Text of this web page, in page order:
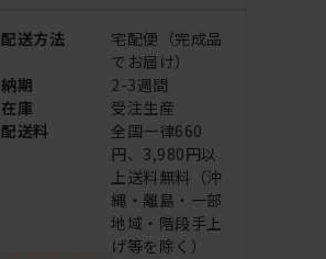
配送方法
宅配便（完成品
でお届け）
納期
2-3週間
在庫
受注生産
配送料
全国一律660
円、3,980円以
上送料無料（沖
縄・離島・一部
地域・階段手上
げ等を除く）